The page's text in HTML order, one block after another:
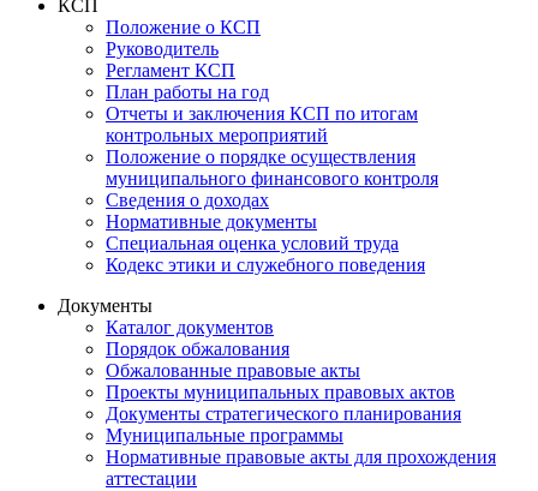
КСП
Положение о КСП
Руководитель
Регламент КСП
План работы на год
Отчеты и заключения КСП по итогам
контрольных мероприятий
Положение о порядке осуществления
муниципального финансового контроля
Сведения о доходах
Нормативные документы
Специальная оценка условий труда
Кодекс этики и служебного поведения
Документы
Каталог документов
Порядок обжалования
Обжалованные правовые акты
Проекты муниципальных правовых актов
Документы стратегического планирования
Муниципальные программы
Нормативные правовые акты для прохождения
аттестации